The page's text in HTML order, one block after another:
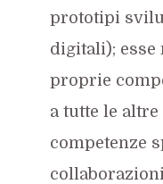
prototipi
digitali); esse
proprie
a tutte le
competenze